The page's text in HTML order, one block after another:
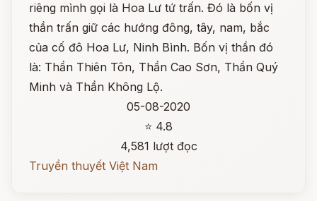
riêng mình gọi là Hoa Lư tứ trấn. Đó là bốn vị
thần trấn giữ các hướng đông, tây, nam, bắc
của cố đô Hoa Lư, Ninh Bình. Bốn vị thần đó
là: Thần Thiên Tôn, Thần Cao Sơn, Thần Quý
Minh và Thần Không Lộ.
05-08-2020
⭐ 4.8
4,581 lượt đọc
Truyền thuyết Việt Nam